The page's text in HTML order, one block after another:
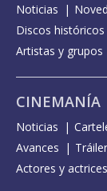
Noticias
Discos históricos
Artistas y grupos
CINEMANÍA
Noticias
Avances
Actores y actrices